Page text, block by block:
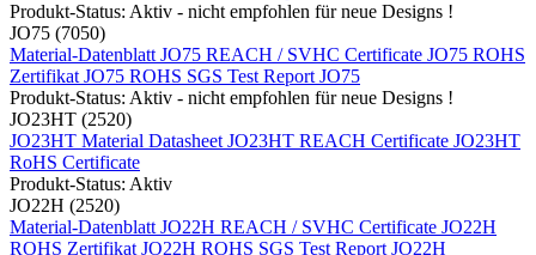
Produkt-Status: Aktiv - nicht empfohlen für neue Designs !
JO75 (7050)
Material-Datenblatt JO75 REACH / SVHC Certificate JO75 ROHS
Zertifikat JO75 ROHS SGS Test Report JO75
Produkt-Status: Aktiv - nicht empfohlen für neue Designs !
JO23HT (2520)
JO23HT Material Datasheet JO23HT REACH Certificate JO23HT
RoHS Certificate
Produkt-Status: Aktiv
JO22H (2520)
Material-Datenblatt JO22H REACH / SVHC Certificate JO22H
ROHS Zertifikat JO22H ROHS SGS Test Report JO22H